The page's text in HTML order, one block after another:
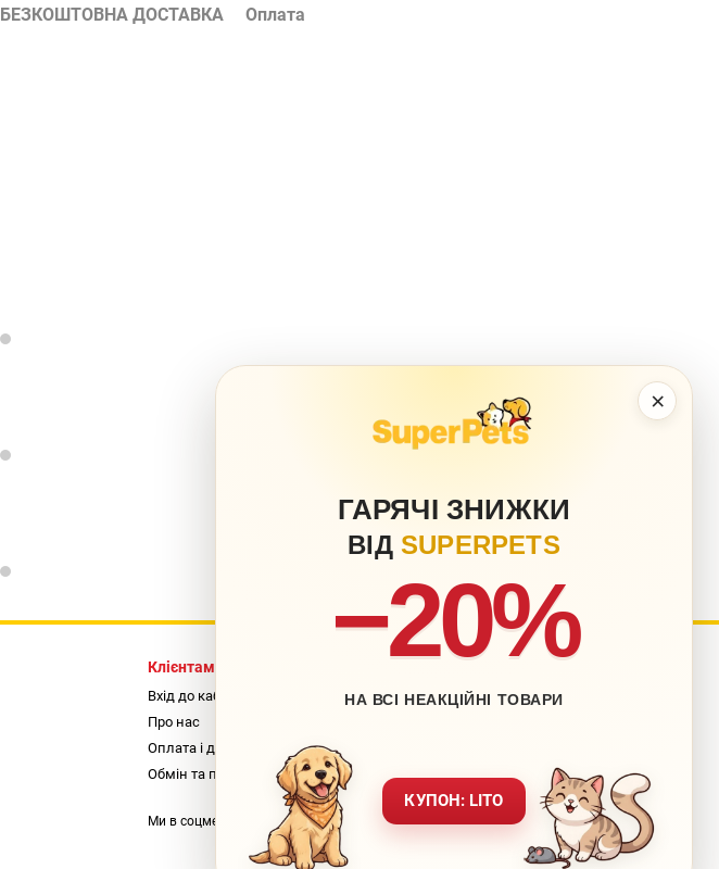
×
ГАРЯЧІ ЗНИЖКИ
ВІД SUPERPETS
−20%
НА ВСІ НЕАКЦІЙНІ ТОВАРИ
КУПОН: LITO
БЕЗКОШТОВНА ДОСТАВКА Оплата
Клієнтам
Вхід до кабінету
Про нас
Оплата і доставка
Обмін та повернення
Блог
Звернення до директора
Ми в соцмережах